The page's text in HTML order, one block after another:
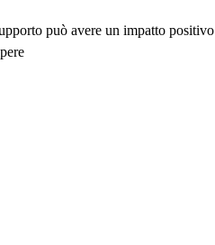
può avere un impatto positivo